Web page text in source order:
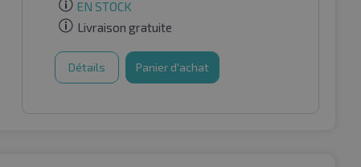
EN STOCK
Livraison gratuite
Détails Panier d'achat